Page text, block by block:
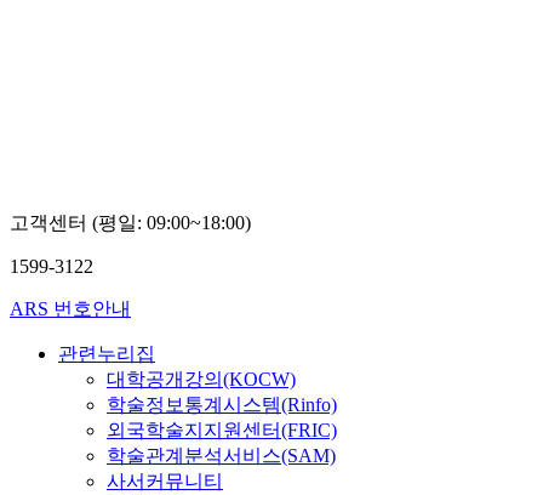
고객센터 (평일: 09:00~18:00)
1599-3122
ARS 번호안내
관련누리집
대학공개강의(KOCW)
학술정보통계시스템(Rinfo)
외국학술지지원센터(FRIC)
학술관계분석서비스(SAM)
사서커뮤니티